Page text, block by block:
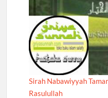
Sirah Nabawiyyah
Rasulullah